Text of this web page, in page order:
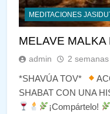
MEDITACIONES
MELAVE MALKA
admin 2
*SHAVÚA TOV*
SHABAT CON UNA
¡Compártelo!